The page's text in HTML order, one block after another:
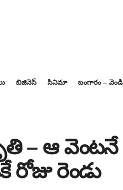
బిజినెస్‌ సినిమా బంగారం – వెండి
– ఆ వెంటనే
రెండు